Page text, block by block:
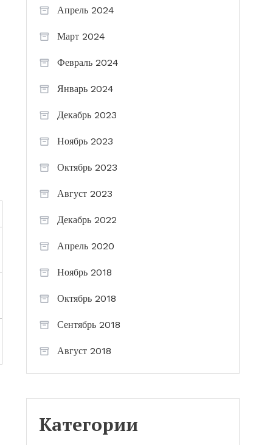
Апрель 2024
Март 2024
Февраль 2024
Январь 2024
Декабрь 2023
Ноябрь 2023
Октябрь 2023
Август 2023
Декабрь 2022
Апрель 2020
Ноябрь 2018
Октябрь 2018
Сентябрь 2018
Август 2018
Категории